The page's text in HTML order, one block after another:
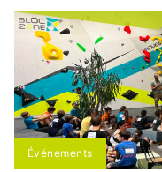
Événements